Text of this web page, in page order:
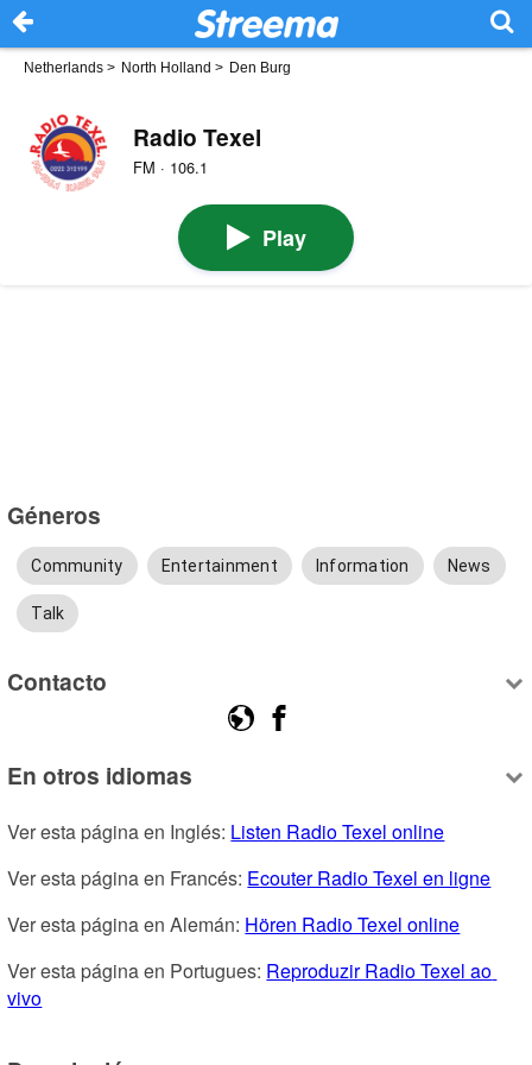
Netherlands > North Holland > Den Burg
Radio Texel
FM · 106.1
Play
Géneros
Community Entertainment Information News
Talk
Contacto
En otros idiomas
Ver esta página en Inglés: Listen Radio Texel online
Ver esta página en Francés: Ecouter Radio Texel en ligne
Ver esta página en Alemán: Hören Radio Texel online
Ver esta página en Portugues: Reproduzir Radio Texel ao
vivo